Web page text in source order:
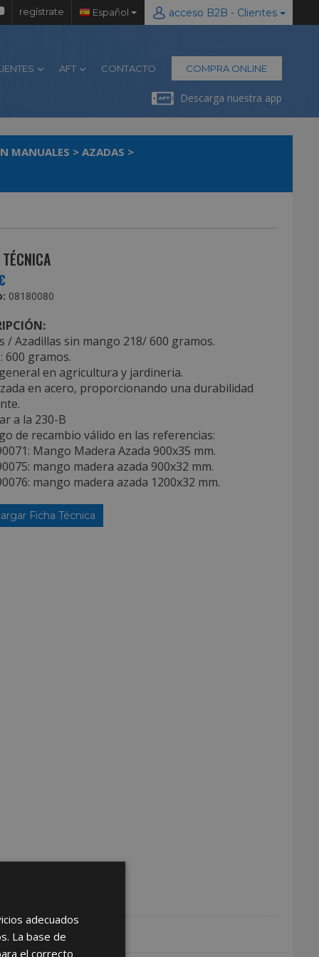
regístrate Español acceso B2B - Clientes
AFT CONTACTO COMPRA ONLINE
Descarga nuestra app
MANUALES > AZADAS >
08180080
/ Azadillas sin mango 218/ 600 gramos.
600 gramos.
en agricultura y jardineria.
en acero, proporcionando una durabilidad
a la 230-B
de recambio válido en las referencias:
Mango Madera Azada 900x35 mm.
mango madera azada 900x32 mm.
mango madera azada 1200x32 mm.
Ficha Técnica
adecuados
La base de
el correcto